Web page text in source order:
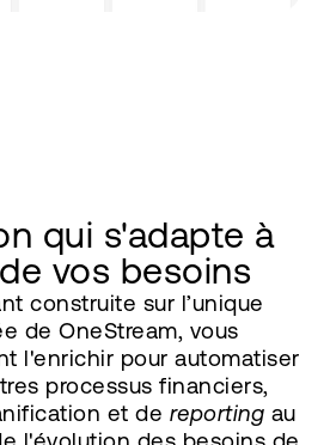
qui s'adapte à
vos besoins
construite sur l’unique
de OneStream, vous
l'enrichir pour automatiser
processus financiers,
et de reporting au